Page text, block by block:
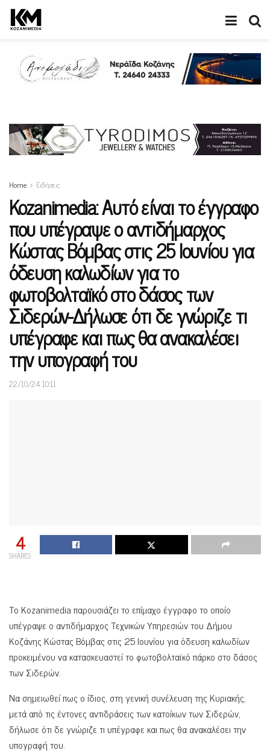
Home Ειδήσεις
Kozanimedia: Αυτό είναι το έγγραφο
που υπέγραψε ο αντιδήμαρχος
Κώστας Βόμβας στις 25 Ιουνίου για
όδευση καλωδίων για το
φωτοβολταϊκό στο δάσος των
Σιδερών-Δήλωσε ότι δε γνώριζε τι
υπέγραφε και πως θα ανακαλέσει
την υπογραφή του
22/10/24 10:11
4
SHARES
Το Kozanimedia παρουσιάζει το επίμαχο έγγραφο το οποίο
υπέγραψε ο αντιδήμαρχος Τεχνικών Υπηρεσιών του Δήμου
Κοζάνης Κώστας Βόμβας στις 25 Ιουνίου για όδευση καλωδίων
προκειμένου να κατασκευαστεί το φωτοβολταϊκό πάρκο στο δάσος
των Σιδερών.
Να σημειωθεί πως ο ίδιος, στη γενική συνέλευση της Κυριακής,
μετά από τις έντονες αντιδράσεις των κατοίκων των Σιδερών,
δήλωσε ότι δε γνώριζε τι υπέγραφε και πως θα ανακαλέσει την
υπογραφή του.